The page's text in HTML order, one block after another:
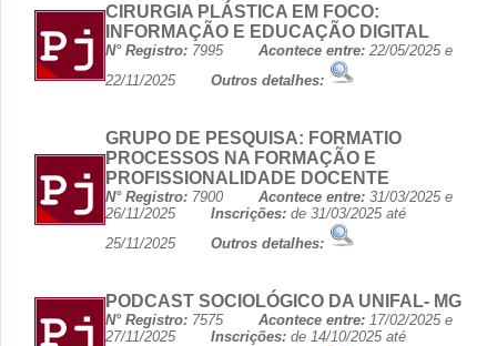
CIRURGIA PLÁSTICA EM FOCO:
INFORMAÇÃO E EDUCAÇÃO DIGITAL
N° Registro: 7995 Acontece entre: 22/05/2025 e
22/11/2025 Outros detalhes:
GRUPO DE PESQUISA: FORMATIO
PROCESSOS NA FORMAÇÃO E
PROFISSIONALIDADE DOCENTE
N° Registro: 7900 Acontece entre: 31/03/2025 e
26/11/2025 Inscrições: de 31/03/2025 até
25/11/2025 Outros detalhes:
PODCAST SOCIOLÓGICO DA UNIFAL- MG
N° Registro: 7575 Acontece entre: 17/02/2025 e
27/11/2025 Inscrições: de 14/10/2025 até